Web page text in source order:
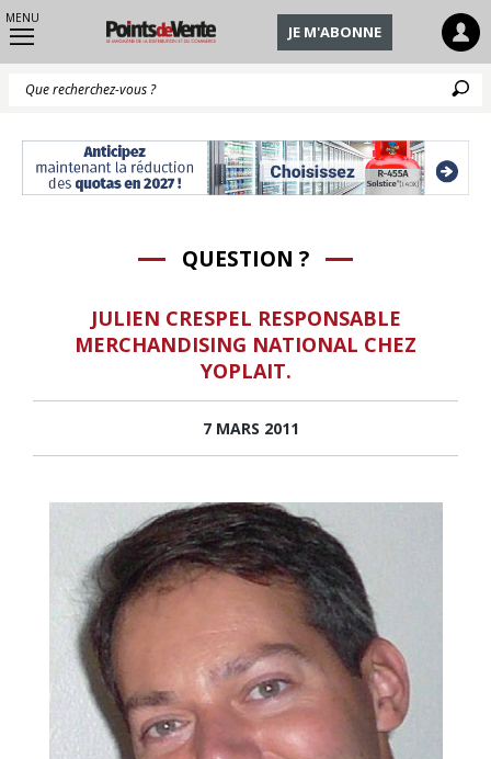
MENU
JE M'ABONNE
QUESTION ?
JULIEN CRESPEL RESPONSABLE
MERCHANDISING NATIONAL CHEZ
YOPLAIT.
7 MARS 2011